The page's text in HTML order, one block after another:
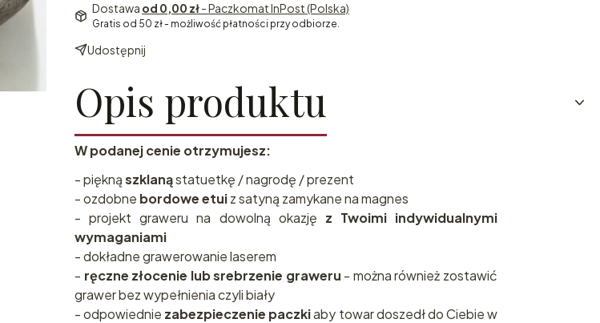
Dostawa od 0,00 zł- Paczkomat InPost (Polska)
Gratis od 50 zł - możliwość płatności przy odbiorze.
Udostępnij
Opis produktu
W podanej cenie otrzymujesz:
- pięknąszklanąstatuetkę / nagrodę / prezent
- ozdobne bordowe etuiz satyną zamykane na magnes
- projekt graweru na dowolną okazję z Twoimi indywidualnymi
wymaganiami
- dokładne grawerowanie laserem
- ręczne złocenie lub srebrzenie graweru - można również zostawić
grawer bez wypełnienia czyli biały
- odpowiednie zabezpieczenie paczkiaby towar doszedł do Ciebie w